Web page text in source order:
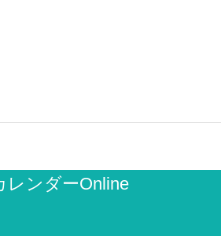
レンダーOnline